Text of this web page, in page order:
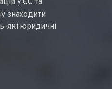
у ЄС та
знаходити
які юридичні